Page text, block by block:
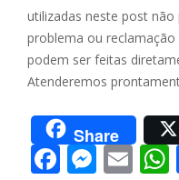
utilizadas neste post
problema ou
podem ser feitas
Atenderemos
Share
F M E